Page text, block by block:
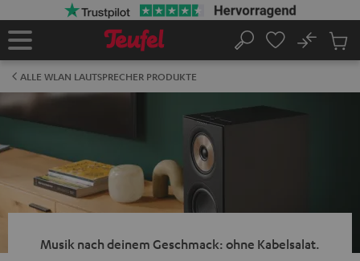
Startseite
Suche
No
ALLE WLAN LAUTSPRECHER PRODUKTE
Musik nach deinem Geschmack: ohne Kabelsalat.